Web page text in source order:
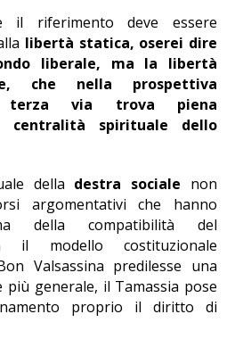
il riferimento deve essere
libertà statica, oserei dire
liberale, ma la libertà
che nella prospettiva
terza via trova piena
centralità spirituale dello
della destra sociale non
argomentativi che hanno
della compatibilità del
il modello costituzionale
Valsassina predilesse una
più generale, il Tamassia pose
proprio il diritto di